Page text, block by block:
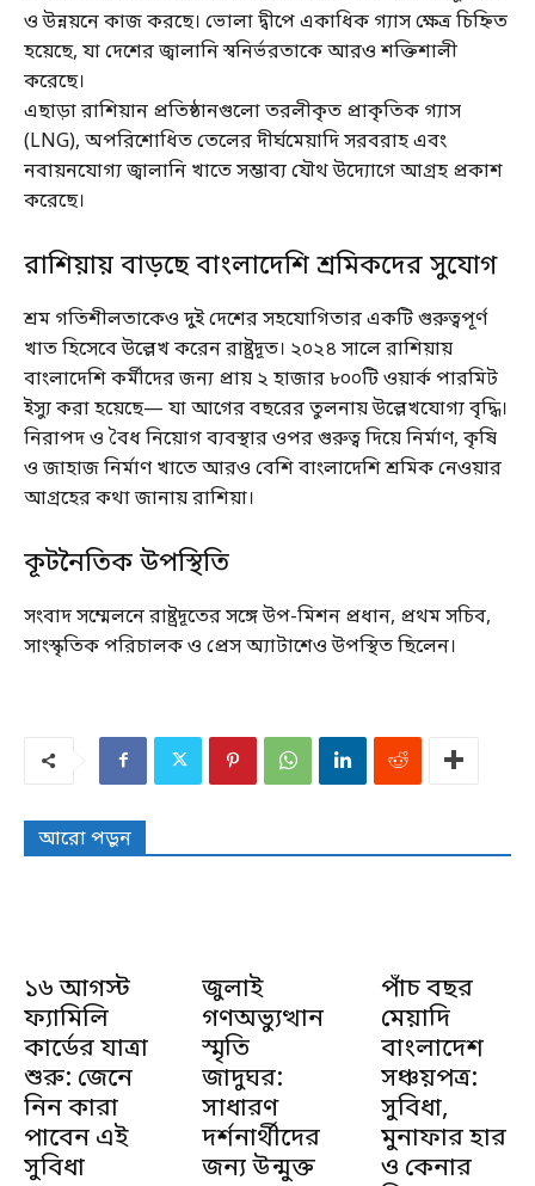
ও উন্নয়নে কাজ করছে। ভোলা দ্বীপে একাধিক গ্যাস ক্ষেত্র চিহ্নিত
হয়েছে, যা দেশের জ্বালানি স্বনির্ভরতাকে আরও শক্তিশালী
করেছে।
এছাড়া রাশিয়ান প্রতিষ্ঠানগুলো তরলীকৃত প্রাকৃতিক গ্যাস
(LNG), অপরিশোধিত তেলের দীর্ঘমেয়াদি সরবরাহ এবং
নবায়নযোগ্য জ্বালানি খাতে সম্ভাব্য যৌথ উদ্যোগে আগ্রহ প্রকাশ
করেছে।
রাশিয়ায় বাড়ছে বাংলাদেশি শ্রমিকদের সুযোগ
শ্রম গতিশীলতাকেও দুই দেশের সহযোগিতার একটি গুরুত্বপূর্ণ
খাত হিসেবে উল্লেখ করেন রাষ্ট্রদূত। ২০২৪ সালে রাশিয়ায়
বাংলাদেশি কর্মীদের জন্য প্রায় ২ হাজার ৮০০টি ওয়ার্ক পারমিট
ইস্যু করা হয়েছে— যা আগের বছরের তুলনায় উল্লেখযোগ্য বৃদ্ধি।
নিরাপদ ও বৈধ নিয়োগ ব্যবস্থার ওপর গুরুত্ব দিয়ে নির্মাণ, কৃষি
ও জাহাজ নির্মাণ খাতে আরও বেশি বাংলাদেশি শ্রমিক নেওয়ার
আগ্রহের কথা জানায় রাশিয়া।
কূটনৈতিক উপস্থিতি
সংবাদ সম্মেলনে রাষ্ট্রদূতের সঙ্গে উপ-মিশন প্রধান, প্রথম সচিব,
সাংস্কৃতিক পরিচালক ও প্রেস অ্যাটাশেও উপস্থিত ছিলেন।
আরো পড়ুন
১৬ আগস্ট
ফ্যামিলি
কার্ডের যাত্রা
শুরু: জেনে
নিন কারা
পাবেন এই
সুবিধা
জুলাই
গণঅভ্যুত্থান
স্মৃতি
জাদুঘর:
সাধারণ
দর্শনার্থীদের
জন্য উন্মুক্ত
পাঁচ বছর
মেয়াদি
বাংলাদেশ
সঞ্চয়পত্র:
সুবিধা,
মুনাফার হার
ও কেনার